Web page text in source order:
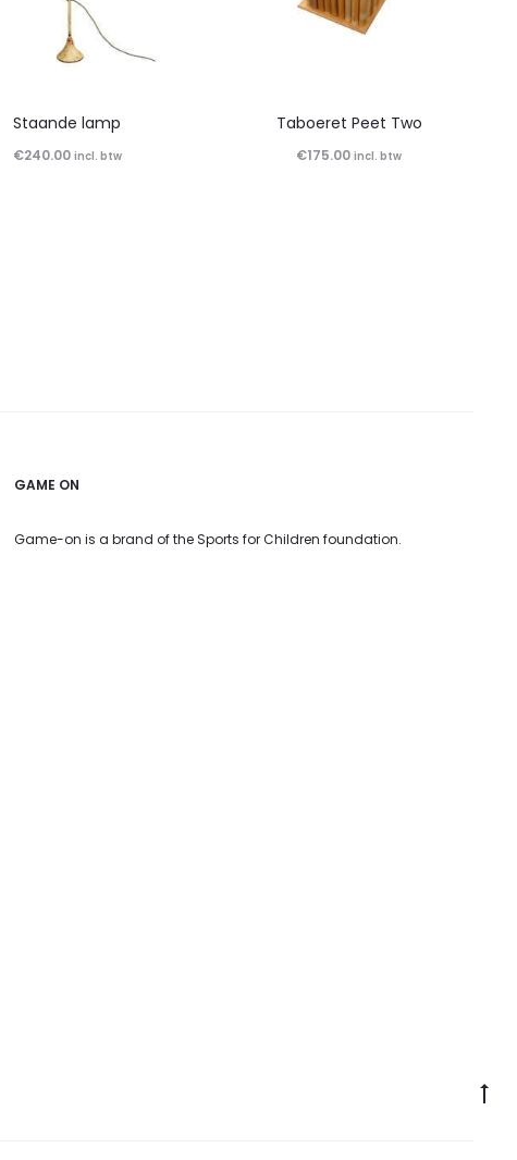
Staande lamp
€240.00 incl. btw
Taboeret Peet Two
€175.00 incl. btw
GAME ON
Game-on is a brand of the Sports for Children foundation.